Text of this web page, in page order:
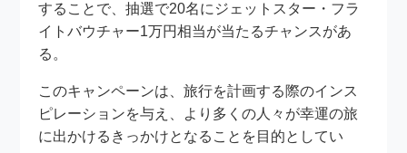
することで、抽選で20名にジェットスター・フラ
イトバウチャー1万円相当が当たるチャンスがあ
る。
このキャンペーンは、旅行を計画する際のインス
ピレーションを与え、より多くの人々が幸運の旅
に出かけるきっかけとなることを目的としてい